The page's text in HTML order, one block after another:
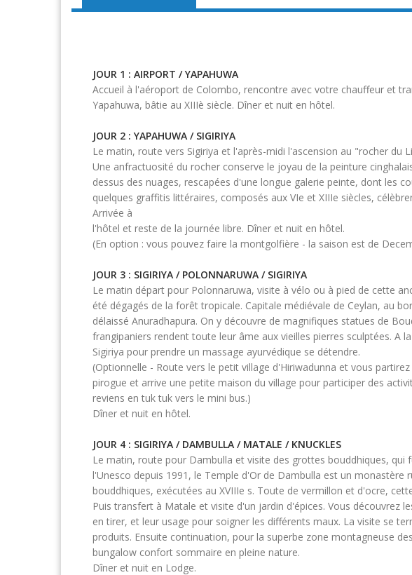
JOUR 1 : AIRPORT / YAPAHUWA
Accueil à l'aéroport de Colombo, rencontre avec votre chauffeur et
Yapahuwa, bâtie au XIIIè siècle. Dîner et nuit en hôtel.
JOUR 2 : YAPAHUWA / SIGIRIYA
Le matin, route vers Sigiriya et l'après-midi l'ascension au "rocher
Une anfractuosité du rocher conserve le joyau de la peinture
dessus des nuages, rescapées d'une longue galerie peinte, dont les
quelques graffitis littéraires, composés aux VIe et XIIIe siècles,
Arrivée à
l'hôtel et reste de la journée libre. Dîner et nuit en hôtel.
(En option : vous pouvez faire la montgolfière - la saison est de
JOUR 3 : SIGIRIYA / POLONNARUWA / SIGIRIYA
Le matin départ pour Polonnaruwa, visite à vélo ou à pied de cette
été dégagés de la forêt tropicale. Capitale médiévale de Ceylan, au
délaissé Anuradhapura. On y découvre de magnifiques statues de
frangipaniers rendent toute leur âme aux vieilles pierres sculptées. A
Sigiriya pour prendre un massage ayurvédique se détendre.
(Optionnelle - Route vers le petit village d'Hiriwadunna et vous
pirogue et arrive une petite maison du village pour participer des
reviens en tuk tuk vers le mini bus.)
Dîner et nuit en hôtel.
JOUR 4 : SIGIRIYA / DAMBULLA / MATALE / KNUCKLES
Le matin, route pour Dambulla et visite des grottes bouddhiques, qui
l'Unesco depuis 1991, le Temple d'Or de Dambulla est un
bouddhiques, exécutées au XVIIIe s. Toute de vermillon et d'ocre,
Puis transfert à Matale et visite d'un jardin d'épices. Vous découvrez
en tirer, et leur usage pour soigner les différents maux. La visite se
produits. Ensuite continuation, pour la superbe zone montagneuse
bungalow confort sommaire en pleine nature.
Dîner et nuit en Lodge.